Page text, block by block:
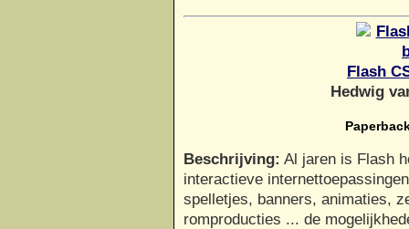
Flash
Hedwig
Beschrijving: Al jaren is Flash
interactieve
spelletjes, banners, animaties,
romproducties ... de